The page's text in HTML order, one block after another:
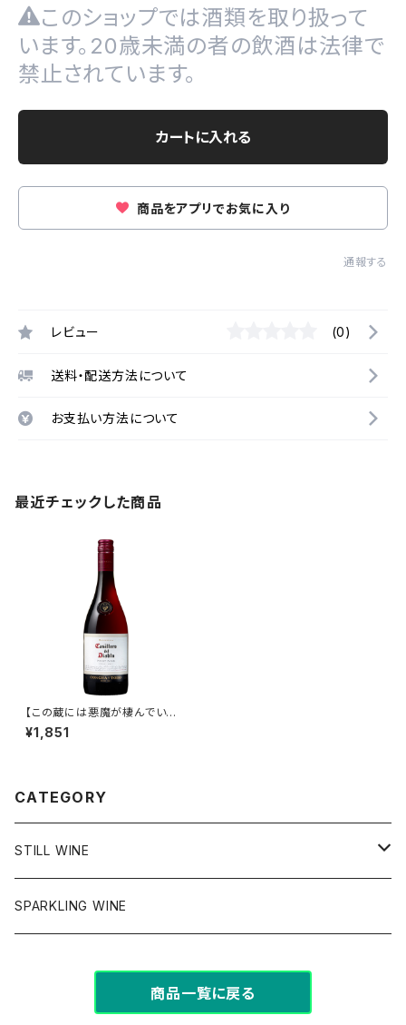
このショップでは酒類を取り扱って
います。20歳未満の者の飲酒は法律で
禁止されています。
カートに入れる
商品をアプリでお気に入り
通報する
レビュー (0)
送料・配送方法について
お支払い方法について
最近チェックした商品
【この蔵には悪魔が棲んでい
る...】カッシェロ・ディアプロ ピ
ノ・ノワール
¥1,851
CATEGORY
STILL WINE
チリ
SPARKLING WINE
商品一覧に戻る